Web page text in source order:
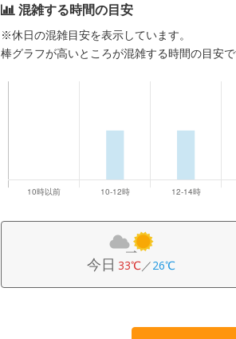
混雑する時間の目安
※休日の混雑目安を表示しています。
棒グラフが高いところが混雑する時間の目安で
今日 33℃／26℃